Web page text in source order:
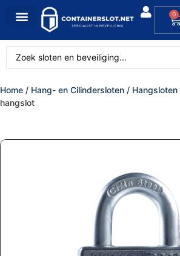
0
Home / Hang- en Cilindersloten / Hangsloten
hangslot